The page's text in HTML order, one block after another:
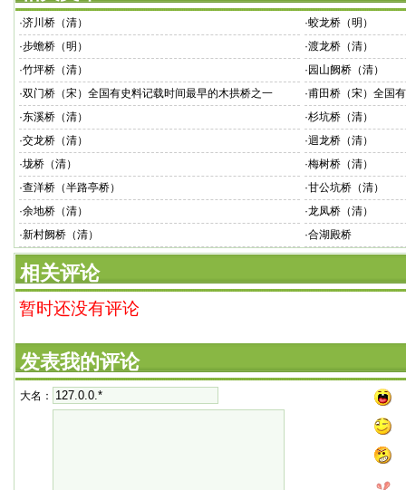
·济川桥（清） ·蛟龙桥（明）
·步蟾桥（明） ·渡龙桥（清）
·竹坪桥（清） · 园山阙桥（清）
·双门桥（宋）全国有史料记载时间最早的木拱桥之一 ·甫田桥（宋）全国
·东溪桥（清） ·杉坑桥（清）
·交龙桥（清） ·迴龙桥（清）
·垅桥（清） ·梅树桥（清）
·查洋桥（半路亭桥） ·甘公坑桥（清）
·余地桥（清） ·龙凤桥（清）
·新村阙桥（清） ·合湖殿桥
相关评论
暂时还没有评论
发表我的评论
大名：